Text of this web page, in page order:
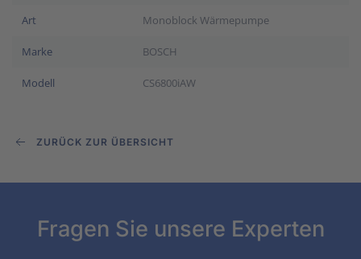
Art Monoblock Wärmepumpe
Marke BOSCH
Modell CS6800iAW
ZURÜCK ZUR ÜBERSICHT
Fragen Sie unsere Experten